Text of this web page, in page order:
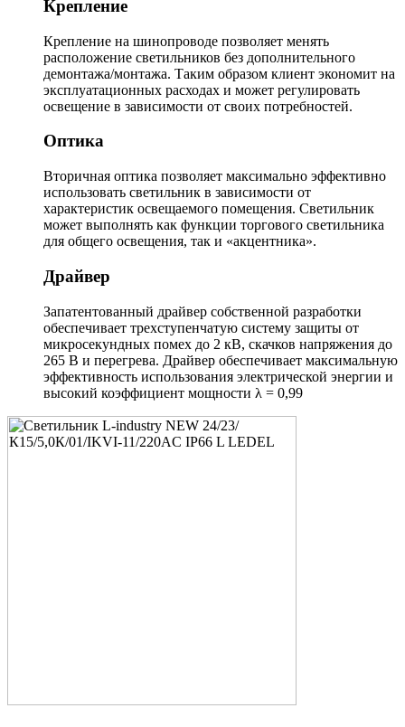
Крепление
Крепление на шинопроводе позволяет менять
расположение светильников без дополнительного
демонтажа/монтажа. Таким образом клиент экономит на
эксплуатационных расходах и может регулировать
освещение в зависимости от своих потребностей.
Оптика
Вторичная оптика позволяет максимально эффективно
использовать светильник в зависимости от
характеристик освещаемого помещения. Светильник
может выполнять как функции торгового светильника
для общего освещения, так и «акцентника».
Драйвер
Запатентованный драйвер собственной разработки
обеспечивает трехступенчатую систему защиты от
микросекундных помех до 2 кВ, скачков напряжения до
265 В и перегрева. Драйвер обеспечивает максимальную
эффективность использования электрической энергии и
высокий коэффициент мощности λ = 0,99